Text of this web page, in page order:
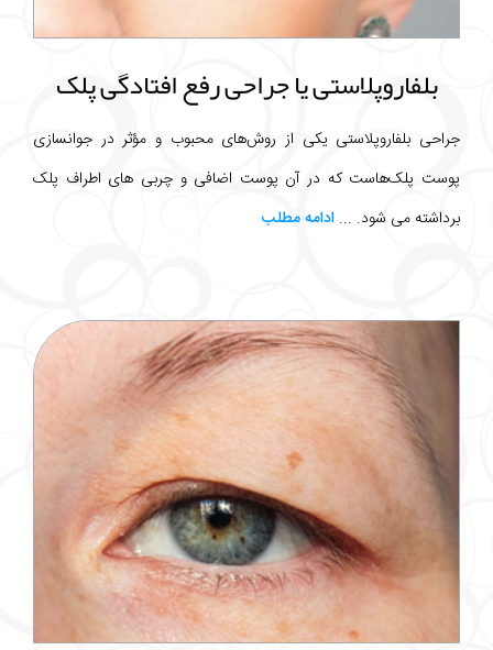
بلفاروپلاستی یا جراحی رفع افتادگی پلک
جراحی بلفاروپلاستی یکی از روش‌های محبوب و مؤثر در جوانسازی
پوست پلک‌هاست که در آن پوست اضافی و چربی های اطراف پلک
برداشته می شود. ... ادامه مطلب